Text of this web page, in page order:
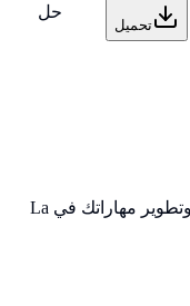
تحميل
حل
مجموعة من 7 تمرين تطبيقي لتعزيز فهمك وتطوير مهاراتك في La